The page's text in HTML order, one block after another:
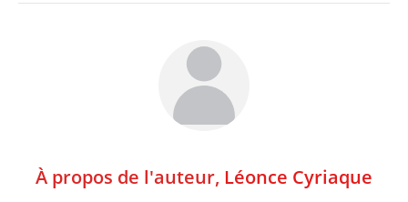
À propos de l'auteur, Léonce Cyriaque